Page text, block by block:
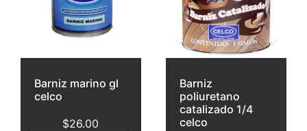
Barniz marino gl
celco
$26.00
Barniz
poliuretano
catalizado 1/4
celco